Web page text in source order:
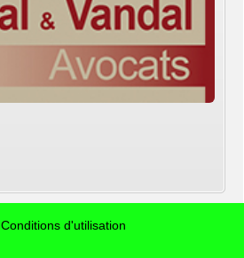
Conditions d'utilisation